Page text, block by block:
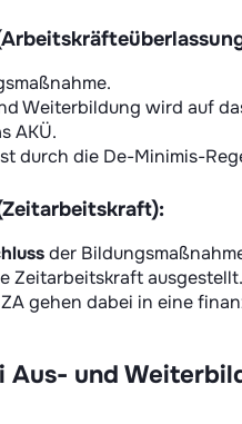
Weiterbildung wird auf
AKÜ.
durch die De-Minimis-
der
Zeitarbeitskraft ausgestellt.
gehen dabei in eine
Aus- und